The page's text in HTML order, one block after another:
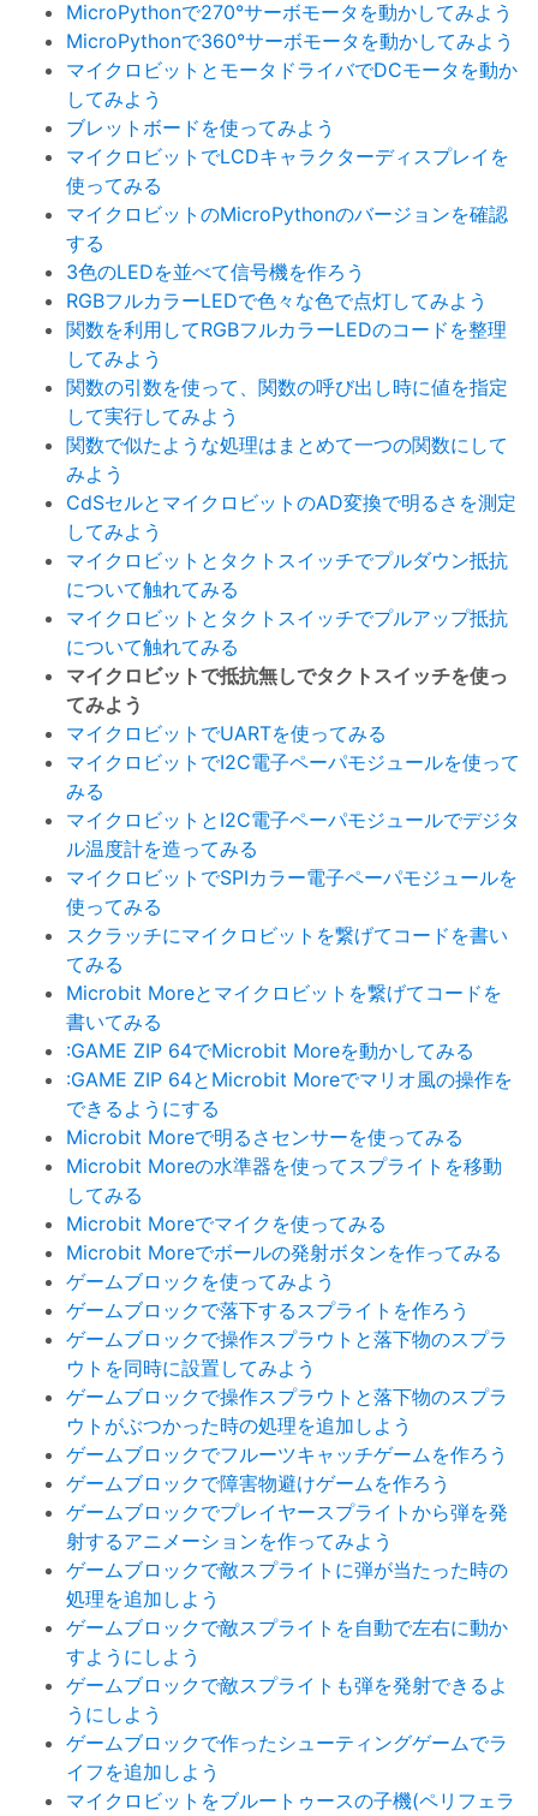
MicroPythonで270°サーボモータを動かしてみよう
MicroPythonで360°サーボモータを動かしてみよう
マイクロビットとモータドライバでDCモータを動か
してみよう
ブレットボードを使ってみよう
マイクロビットでLCDキャラクターディスプレイを
使ってみる
マイクロビットのMicroPythonのバージョンを確認
する
3色のLEDを並べて信号機を作ろう
RGBフルカラーLEDで色々な色で点灯してみよう
関数を利用してRGBフルカラーLEDのコードを整理
してみよう
関数の引数を使って、関数の呼び出し時に値を指定
して実行してみよう
関数で似たような処理はまとめて一つの関数にして
みよう
CdSセルとマイクロビットのAD変換で明るさを測定
してみよう
マイクロビットとタクトスイッチでプルダウン抵抗
について触れてみる
マイクロビットとタクトスイッチでプルアップ抵抗
について触れてみる
マイクロビットで抵抗無しでタクトスイッチを使っ
てみよう
マイクロビットでUARTを使ってみる
マイクロビットでI2C電子ペーパモジュールを使って
みる
マイクロビットとI2C電子ペーパモジュールでデジタ
ル温度計を造ってみる
マイクロビットでSPIカラー電子ペーパモジュールを
使ってみる
スクラッチにマイクロビットを繋げてコードを書い
てみる
Microbit Moreとマイクロビットを繋げてコードを
書いてみる
:GAME ZIP 64でMicrobit Moreを動かしてみる
:GAME ZIP 64とMicrobit Moreでマリオ風の操作を
できるようにする
Microbit Moreで明るさセンサーを使ってみる
Microbit Moreの水準器を使ってスプライトを移動
してみる
Microbit Moreでマイクを使ってみる
Microbit Moreでボールの発射ボタンを作ってみる
ゲームブロックを使ってみよう
ゲームブロックで落下するスプライトを作ろう
ゲームブロックで操作スプラウトと落下物のスプラ
ウトを同時に設置してみよう
ゲームブロックで操作スプラウトと落下物のスプラ
ウトがぶつかった時の処理を追加しよう
ゲームブロックでフルーツキャッチゲームを作ろう
ゲームブロックで障害物避けゲームを作ろう
ゲームブロックでプレイヤースプライトから弾を発
射するアニメーションを作ってみよう
ゲームブロックで敵スプライトに弾が当たった時の
処理を追加しよう
ゲームブロックで敵スプライトを自動で左右に動か
すようにしよう
ゲームブロックで敵スプライトも弾を発射できるよ
うにしよう
ゲームブロックで作ったシューティングゲームでラ
イフを追加しよう
マイクロビットをブルートゥースの子機(ペリフェラ